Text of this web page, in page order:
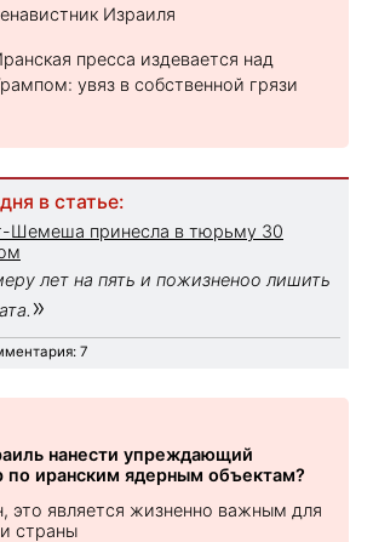
Израиля
пресса издевается над
увяз в собственной грязи
в статье:
Шемеша принесла в тюрьму 30
лет на пять и пожизненоо лишить
»
7
нанести упреждающий
по иранским ядерным объектам?
это является жизненно важным для
страны